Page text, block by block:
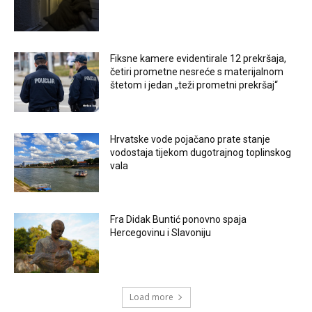
Fiksne kamere evidentirale 12 prekršaja,
četiri prometne nesreće s materijalnom
štetom i jedan „teži prometni prekršaj“
Hrvatske vode pojačano prate stanje
vodostaja tijekom dugotrajnog toplinskog
vala
Fra Didak Buntić ponovno spaja
Hercegovinu i Slavoniju
Load more